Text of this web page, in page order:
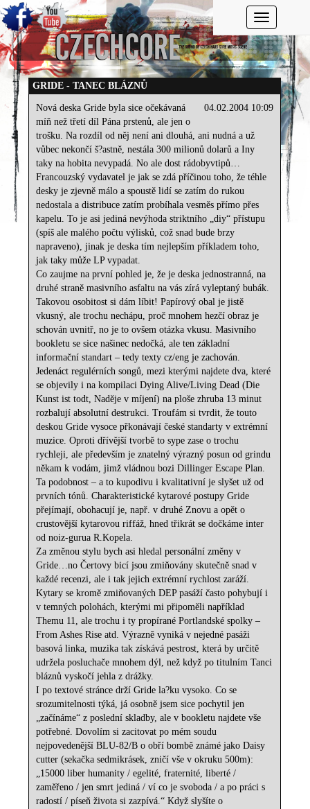
Toggle
GRIDE - TANEC BLÁZNŮ
04.02.2004 10:09
Nová deska Gride byla sice očekávaná
míň než třetí díl Pána prstenů, ale jen o
trošku. Na rozdíl od něj není ani dlouhá, ani nudná a už
vůbec nekončí š?astně, nestála 300 milionů dolarů a Iny
taky na hobita nevypadá. No ale dost rádobyvtipů…
Francouzský vydavatel je jak se zdá příčinou toho, že téhle
desky je zjevně málo a spoustě lidí se zatím do rukou
nedostala a distribuce zatím probíhala vesměs přímo přes
kapelu. To je asi jediná nevýhoda striktního „diy“ přístupu
(spíš ale malého počtu výlisků, což snad bude brzy
napraveno), jinak je deska tím nejlepším příkladem toho,
jak taky může LP vypadat.
Co zaujme na první pohled je, že je deska jednostranná, na
druhé straně masivního asfaltu na vás zírá vyleptaný bubák.
Takovou osobitost si dám líbit! Papírový obal je jistě
vkusný, ale trochu nechápu, proč mnohem hezčí obraz je
schován uvnitř, no je to ovšem otázka vkusu. Masivního
bookletu se sice našinec nedočká, ale ten základní
informační standart – tedy texty cz/eng je zachován.
Jedenáct regulérních songů, mezi kterými najdete dva, které
se objevily i na kompilaci Dying Alive/Living Dead (Die
Kunst ist todt, Naděje v míjení) na ploše zhruba 13 minut
rozbalují absolutní destrukci. Troufám si tvrdit, že touto
deskou Gride vysoce přkonávají české standarty v extrémní
muzice. Oproti dřívější tvorbě to sype zase o trochu
rychleji, ale především je znatelný výrazný posun od grindu
někam k vodám, jimž vládnou bozi Dillinger Escape Plan.
Ta podobnost – a to kupodivu i kvalitativní je slyšet už od
prvních tónů. Charakteristické kytarové postupy Gride
přejímají, obohacují je, např. v druhé Znovu a opět o
crustovější kytarovou riffáž, hned třikrát se dočkáme inter
od noiz-gurua R.Kopela.
Za změnou stylu bych asi hledal personální změny v
Gride…no Čertovy bicí jsou zmiňovány skutečně snad v
každé recenzi, ale i tak jejich extrémní rychlost zaráží.
Kytary se kromě zmiňovaných DEP pasáží často pohybují i
v temných polohách, kterými mi připoměli například
Themu 11, ale trochu i ty propírané Portlandské spolky –
From Ashes Rise atd. Výrazně vyniká v nejedné pasáži
basová linka, muzika tak získává pestrost, která by určitě
udržela posluchače mnohem dýl, než když po titulním Tanci
bláznů vyskočí jehla z drážky.
I po textové stránce drží Gride la?ku vysoko. Co se
srozumitelnosti týká, já osobně jsem sice pochytil jen
„začínáme“ z poslední skladby, ale v bookletu najdete vše
potřebné. Dovolím si zacitovat po mém soudu
nejpovedenější BLU-82/B o obří bombě známé jako Daisy
cutter (sekačka sedmikrásek, zničí vše v okruku 500m):
„15000 liber humanity / egelité, fraternité, liberté /
zaměřeno / jen smrt jediná / ví co je svoboda / a po práci s
radostí / píseň života si zazpívá.“ Když slyšíte o